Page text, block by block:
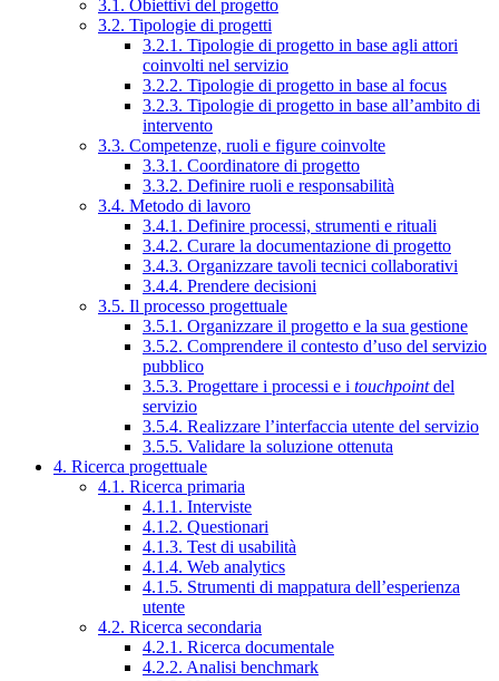
3.1. Obiettivi del progetto
3.2. Tipologie di progetti
3.2.1. Tipologie di progetto in base agli attori
coinvolti nel servizio
3.2.2. Tipologie di progetto in base al focus
3.2.3. Tipologie di progetto in base all’ambito di
intervento
3.3. Competenze, ruoli e figure coinvolte
3.3.1. Coordinatore di progetto
3.3.2. Definire ruoli e responsabilità
3.4. Metodo di lavoro
3.4.1. Definire processi, strumenti e rituali
3.4.2. Curare la documentazione di progetto
3.4.3. Organizzare tavoli tecnici collaborativi
3.4.4. Prendere decisioni
3.5. Il processo progettuale
3.5.1. Organizzare il progetto e la sua gestione
3.5.2. Comprendere il contesto d’uso del servizio
pubblico
3.5.3. Progettare i processi e i touchpointdel
servizio
3.5.4. Realizzare l’interfaccia utente del servizio
3.5.5. Validare la soluzione ottenuta
4. Ricerca progettuale
4.1. Ricerca primaria
4.1.1. Interviste
4.1.2. Questionari
4.1.3. Test di usabilità
4.1.4. Web analytics
4.1.5. Strumenti di mappatura dell’esperienza
utente
4.2. Ricerca secondaria
4.2.1. Ricerca documentale
4.2.2. Analisi benchmark